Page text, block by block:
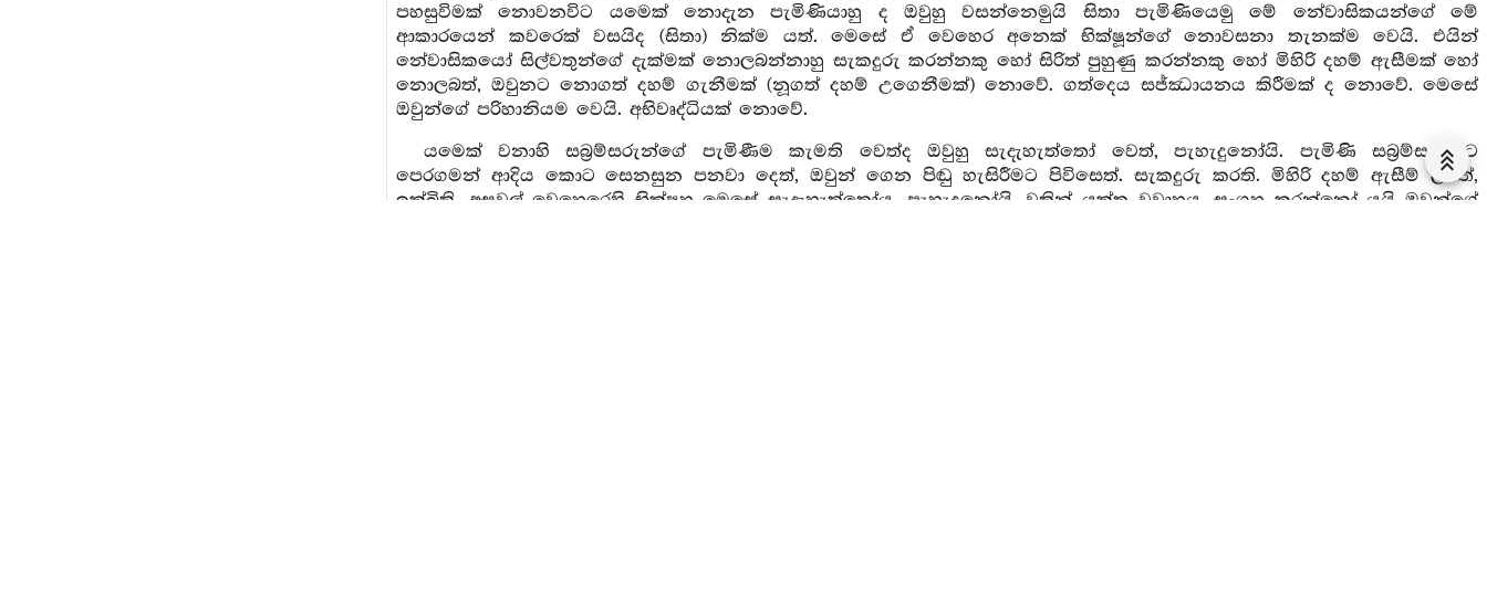
පහසුවිමක් නොවනවිට යමෙක් නොදැන පැමිණියාහු ද ඔවුහු වසන්නෙමුයි සිතා පැමිණියෙමු මේ නේවාසිකයන්ගේ මේ
ආකාරයෙන් කවරෙක් වසයිද (සිතා) නික්ම යත්. මෙසේ ඒ වෙහෙර අනෙක් භික්ෂූන්ගේ නොවසනා තැනක්ම වෙයි. එයින්
නේවාසිකයෝ සිල්වතුන්ගේ දැක්මක් නොලබන්නාහු සැකදුරු කරන්නකු හෝ සිරිත් පුහුණු කරන්නකු හෝ මිහිරි දහම් ඇසීමක් හෝ
නොලබත්, ඔවුනට නොගත් දහම් ගැනීමක් (නූගත් දහම් උගෙනීමක්) නොවේ. ගත්දෙය සජ්ඣායනය කිරීමක් ද නොවේ. මෙසේ
ඔවුන්ගේ පරිහානියම වෙයි. අභිවෘද්ධියක් නොවේ.
යමෙක් වනාහි සබ්‍රම්සරුන්ගේ පැමිණීම කැමති වෙත්ද ඔවුහු සැදැහැත්තෝ වෙත්, පැහැදුනෝයි. පැමිණි සබ්‍රම්සරුනට
පෙරගමන් ආදිය කොට සෙනසුන පනවා දෙත්, ඔවුන් ගෙන පිඬු හැසිරීමට පිවිසෙත්. සැකදුරු කරති. මිහිරි දහම් ඇසීම් ලබත්,
ඉක්බිති, අසුවල් වෙහෙරෙහි භික්ෂූහු මෙසේ සැදැහැත්තෝය, පැහැදුනෝයි. වතින් යුක්ත වූවාහුය. සංග්‍රහ කරන්නෝ යයි ඔවුන්ගේ